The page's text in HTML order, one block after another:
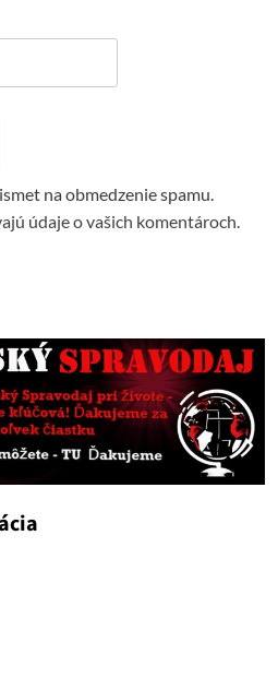
na obmedzenie spamu.
údaje o vašich komentároch.